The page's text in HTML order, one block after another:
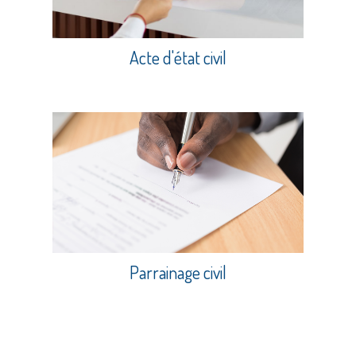
Acte d'état civil
Parrainage civil